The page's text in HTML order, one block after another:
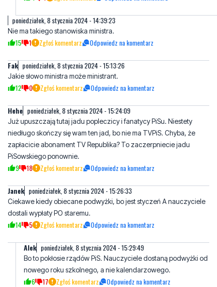
Fak poniedziałek, 8 stycznia 2024 - 15:13:26
Jakie słowo ministra może ministrant.
Hehe poniedziałek, 8 stycznia 2024 - 15:24:09
Już upuszczają tutaj jadu popleczicy i fanatycy PiSu. Niestety
zapłacicie abonament TV Republika? To zaczerpniecie jadu
PiSowskiego ponownie.
9 18 Zgłoś komentarz Odpowiedz na komentarz
Janek poniedziałek, 8 stycznia 2024 - 15:26:33
Ciekawe kiedy obiecane podwyżki, bo jest styczeń A nauczyciele
14 5 Zgłoś komentarz Odpowiedz na komentarz
AIek poniedziałek, 8 stycznia 2024 - 15:29:49
Bo to pokłosie rządów PiS. Nauczyciele dostaną podwyżki od
6 17 Zgłoś komentarz Odpowiedz na komentarz
Jan kowalski poniedziałek, 8 stycznia 2024 - 16:56:58
Jak dla mnie to mogą nie dostać. Płakać nie będę. Obok i tak